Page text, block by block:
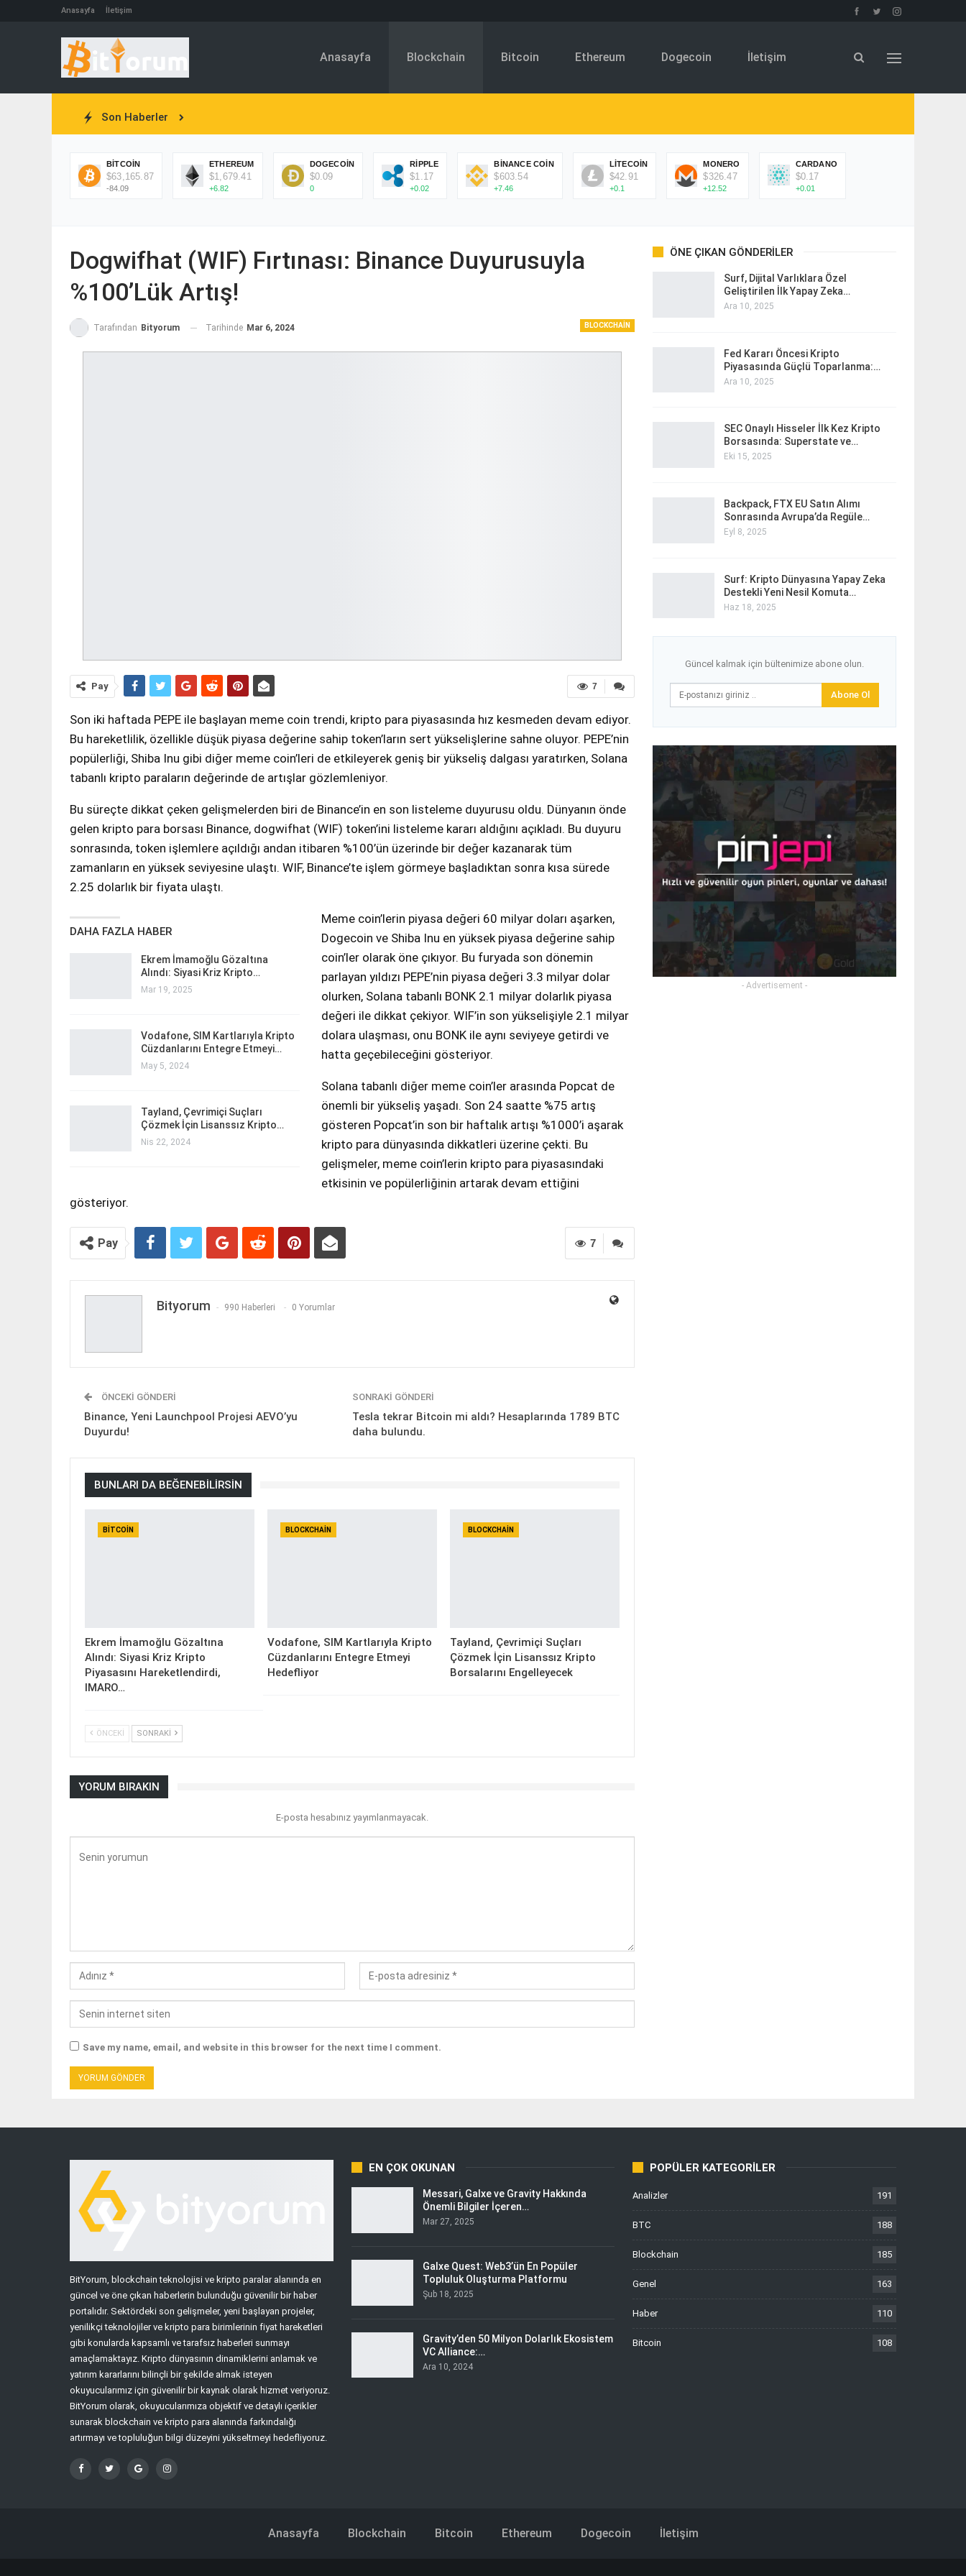
Anasayfa İletişim
Anasayfa Blockchain Bitcoin Ethereum Dogecoin İletişim
Son Haberler
BITCOIN
$63,165.87
-84.09
ETHEREUM
$1,679.41
+6.82
DOGECOIN
$0.09
0
RIPPLE
$1.17
+0.02
BINANCE COIN
$603.54
+7.46
LITECOIN
$42.91
+0.1
MONERO
$326.47
+12.52
CARDANO
$0.17
+0.01
Dogwifhat (WIF) Fırtınası: Binance Duyurusuyla
%100’lük Artış!
BLOCKCHAIN
Tarafından Bityorum Tarihinde Mar 6, 2024
7
Pay
Son iki haftada PEPE ile başlayan meme coin trendi, kripto para piyasasında hız kesmeden devam ediyor.
Bu hareketlilik, özellikle düşük piyasa değerine sahip token’ların sert yükselişlerine sahne oluyor. PEPE’nin
popülerliği, Shiba Inu gibi diğer meme coin’leri de etkileyerek geniş bir yükseliş dalgası yaratırken, Solana
tabanlı kripto paraların değerinde de artışlar gözlemleniyor.
Bu süreçte dikkat çeken gelişmelerden biri de Binance’in en son listeleme duyurusu oldu. Dünyanın önde
gelen kripto para borsası Binance, dogwifhat (WIF) token’ini listeleme kararı aldığını açıkladı. Bu duyuru
sonrasında, token işlemlere açıldığı andan itibaren %100’ün üzerinde bir değer kazanarak tüm
zamanların en yüksek seviyesine ulaştı. WIF, Binance’te işlem görmeye başladıktan sonra kısa sürede
2.25 dolarlık bir fiyata ulaştı.
DAHA FAZLA HABER
Ekrem İmamoğlu Gözaltına
Alındı: Siyasi Kriz Kripto…
Mar 19, 2025
Vodafone, SIM Kartlarıyla Kripto
Cüzdanlarını Entegre Etmeyi…
May 5, 2024
Tayland, Çevrimiçi Suçları
Çözmek İçin Lisanssız Kripto…
Nis 22, 2024
Meme coin’lerin piyasa değeri 60 milyar doları aşarken,
Dogecoin ve Shiba Inu en yüksek piyasa değerine sahip
coin’ler olarak öne çıkıyor. Bu furyada son dönemin
parlayan yıldızı PEPE’nin piyasa değeri 3.3 milyar dolar
olurken, Solana tabanlı BONK 2.1 milyar dolarlık piyasa
değeri ile dikkat çekiyor. WIF’in son yükselişiyle 2.1 milyar
dolara ulaşması, onu BONK ile aynı seviyeye getirdi ve
hatta geçebileceğini gösteriyor.
Solana tabanlı diğer meme coin’ler arasında Popcat de
önemli bir yükseliş yaşadı. Son 24 saatte %75 artış
gösteren Popcat’in son bir haftalık artışı %1000’i aşarak
kripto para dünyasında dikkatleri üzerine çekti. Bu
gelişmeler, meme coin’lerin kripto para piyasasındaki
etkisinin ve popülerliğinin artarak devam ettiğini
gösteriyor.
7
Pay
Bityorum 990 Haberleri 0 Yorumlar
ÖNCEKI GÖNDERI
Binance, Yeni Launchpool Projesi AEVO’yu
Duyurdu!
SONRAKI GÖNDERI
Tesla tekrar Bitcoin mi aldı? Hesaplarında 1789 BTC
daha bulundu.
BUNLARI DA BEĞENEBILIRSIN
BITCOIN
Ekrem İmamoğlu Gözaltına
Alındı: Siyasi Kriz Kripto
Piyasasını Hareketlendirdi,
IMARO…
BLOCKCHAIN
Vodafone, SIM Kartlarıyla Kripto
Cüzdanlarını Entegre Etmeyi
Hedefliyor
BLOCKCHAIN
Tayland, Çevrimiçi Suçları
Çözmek İçin Lisanssız Kripto
Borsalarını Engelleyecek
ÖNCEKI SONRAKI
YORUM BIRAKIN
E-posta hesabınız yayımlanmayacak.
Save my name, email, and website in this browser for the next time I comment.
ÖNE ÇIKAN GÖNDERILER
Surf, Dijital Varlıklara Özel
Geliştirilen İlk Yapay Zeka…
Ara 10, 2025
Fed Kararı Öncesi Kripto
Piyasasında Güçlü Toparlanma:…
Ara 10, 2025
SEC Onaylı Hisseler İlk Kez Kripto
Borsasında: Superstate ve…
Eki 15, 2025
Backpack, FTX EU Satın Alımı
Sonrasında Avrupa’da Regüle…
Eyl 8, 2025
Surf: Kripto Dünyasına Yapay Zeka
Destekli Yeni Nesil Komuta…
Haz 18, 2025
Güncel kalmak için bültenimize abone olun.
Abone Ol
- Advertisement -
BitYorum, blockchain teknolojisi ve kripto paralar alanında en
güncel ve öne çıkan haberlerin bulunduğu güvenilir bir haber
portalıdır. Sektördeki son gelişmeler, yeni başlayan projeler,
yenilikçi teknolojiler ve kripto para birimlerinin fiyat hareketleri
gibi konularda kapsamlı ve tarafsız haberleri sunmayı
amaçlamaktayız. Kripto dünyasının dinamiklerini anlamak ve
yatırım kararlarını bilinçli bir şekilde almak isteyen
okuyucularımız için güvenilir bir kaynak olarak hizmet veriyoruz.
BitYorum olarak, okuyucularımıza objektif ve detaylı içerikler
sunarak blockchain ve kripto para alanında farkındalığı
artırmayı ve topluluğun bilgi düzeyini yükseltmeyi hedefliyoruz.
EN ÇOK OKUNAN
Messari, Galxe ve Gravity Hakkında
Önemli Bilgiler İçeren…
Mar 27, 2025
Galxe Quest: Web3’ün En Popüler
Topluluk Oluşturma Platformu
Şub 18, 2025
Gravity’den 50 Milyon Dolarlık Ekosistem
VC Alliance:…
Ara 10, 2024
POPÜLER KATEGORILER
Analizler 191
BTC 188
Blockchain 185
Genel 163
Haber 110
Bitcoin 108
Anasayfa Blockchain Bitcoin Ethereum Dogecoin İletişim